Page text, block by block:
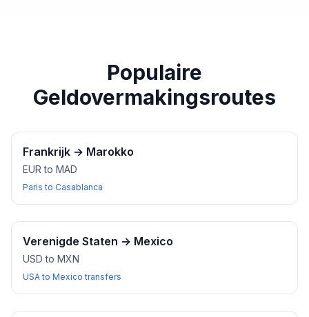
Populaire
Geldovermakingsroutes
Frankrijk → Marokko
EUR to MAD
Paris to Casablanca
Verenigde Staten → Mexico
USD to MXN
USA to Mexico transfers